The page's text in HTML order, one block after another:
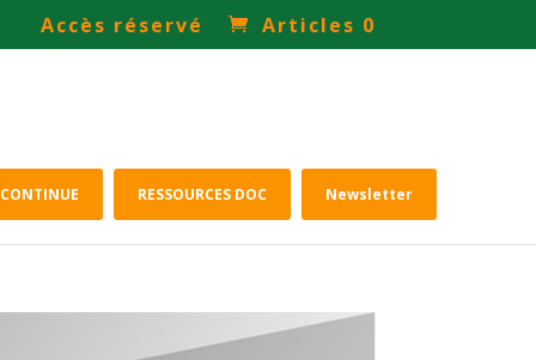
Accès réservé Articles 0
RESSOURCES DOC Newsletter